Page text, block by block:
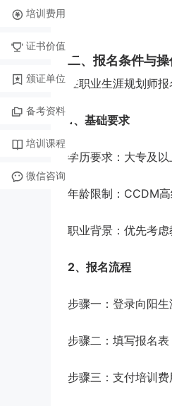
二、报名条件与
在职业生涯规划师
1、基础要求
学历要求：大专及
年龄限制：CCDM
职业背景：优先考
2、报名流程
步骤一：登录向阳
步骤二：填写报名
步骤三：支付培训费
培训费用
证书价值
颁证单位
备考资料
培训课程
微信咨询